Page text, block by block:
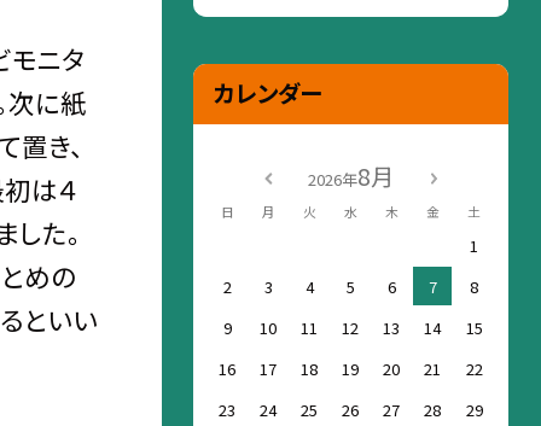
モニタ
次に紙
置き、
は４
た。
めの
といい
カレンダー
2026年8月
日 月 火 水 木 金 土
1
2
3 4 5 6 7
8
9
10 11 12 13 14
15
16
17 18 19 20 21
22
23
24 25 26 27 28
29